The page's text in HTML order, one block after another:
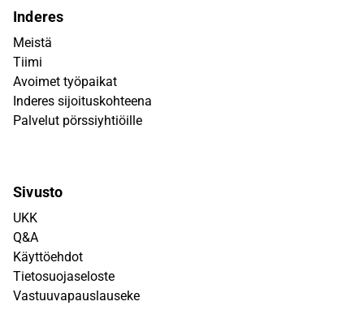
Inderes
Meistä
Tiimi
Avoimet työpaikat
Inderes sijoituskohteena
Palvelut pörssiyhtiöille
Sivusto
UKK
Q&A
Käyttöehdot
Tietosuojaseloste
Vastuuvapauslauseke